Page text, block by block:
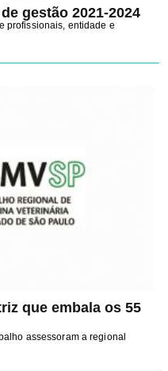
gestão 2021-2024
profissionais, entidade e
que embala os 55
assessoram a regional